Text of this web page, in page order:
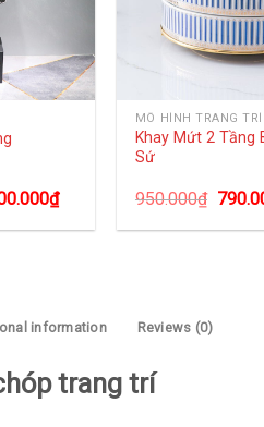
₫
MÔ HÌNH TRANG TRÍ
Khay Mứt 2 Tầng
Sứ
950.000₫
information Reviews (0)
trang trí